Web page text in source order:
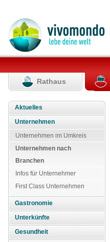
Rathaus
Aktuelles
Unternehmen
Unternehmen im Umkreis
Unternehmen nach
Branchen
Infos für Unternehmer
First Class Unternehmen
Gastronomie
Unterkünfte
Gesundheit